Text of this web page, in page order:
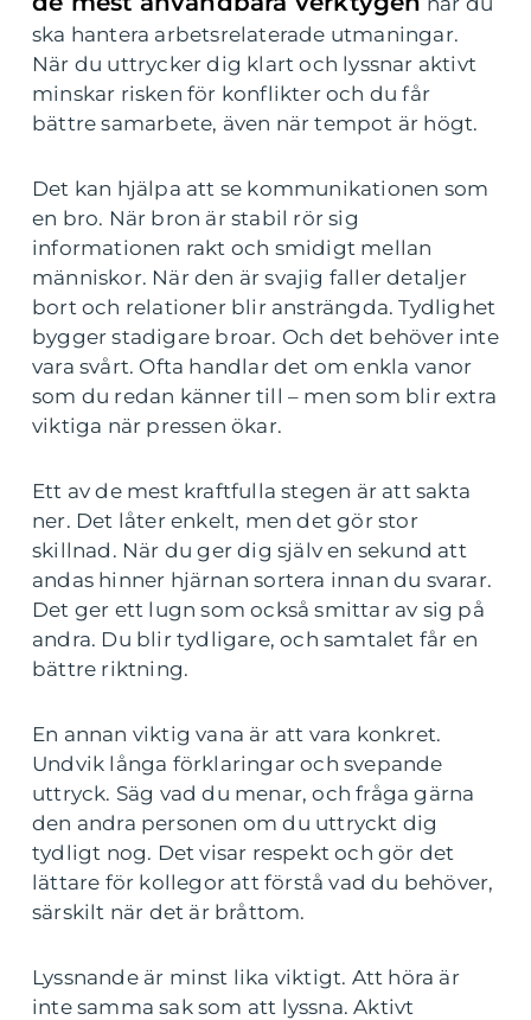
ska hantera arbetsrelaterade utmaningar.
När du uttrycker dig klart och lyssnar aktivt
minskar risken för konflikter och du får
bättre samarbete, även när tempot är högt.
Det kan hjälpa att se kommunikationen som
en bro. När bron är stabil rör sig
informationen rakt och smidigt mellan
människor. När den är svajig faller detaljer
bort och relationer blir ansträngda. Tydlighet
bygger stadigare broar. Och det behöver inte
vara svårt. Ofta handlar det om enkla vanor
som du redan känner till – men som blir extra
viktiga när pressen ökar.
Ett av de mest kraftfulla stegen är att sakta
ner. Det låter enkelt, men det gör stor
skillnad. När du ger dig själv en sekund att
andas hinner hjärnan sortera innan du svarar.
Det ger ett lugn som också smittar av sig på
andra. Du blir tydligare, och samtalet får en
bättre riktning.
En annan viktig vana är att vara konkret.
Undvik långa förklaringar och svepande
uttryck. Säg vad du menar, och fråga gärna
den andra personen om du uttryckt dig
tydligt nog. Det visar respekt och gör det
lättare för kollegor att förstå vad du behöver,
särskilt när det är bråttom.
Lyssnande är minst lika viktigt. Att höra är
inte samma sak som att lyssna. Aktivt